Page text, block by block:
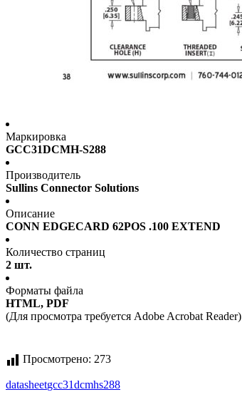
Маркировка
GCC31DCMH-S288
Производитель
Sullins Connector Solutions
Описание
CONN EDGECARD 62POS .100 EXTEND
Количество страниц
2 шт.
Форматы файла
HTML, PDF
(Для просмотра требуется Adobe Acrobat Reader)
Просмотрено: 273
datasheetgcc31dcmhs288